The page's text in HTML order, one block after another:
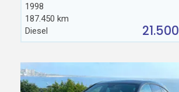
1998
187.450 km
Diesel
21.500